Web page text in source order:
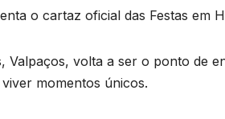
o cartaz oficial das Festas em
Valpaços, volta a ser o ponto de
momentos únicos.